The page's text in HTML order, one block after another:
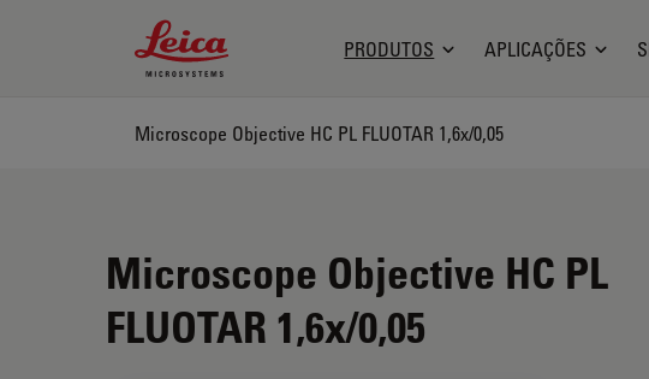
Leica Microsystems Logo
PRODUTOS APLICAÇÕES
Microscope Objective HC PL FLUOTAR 1,6x/0,05
Microscope Objective HC PL
FLUOTAR 1,6x/0,05